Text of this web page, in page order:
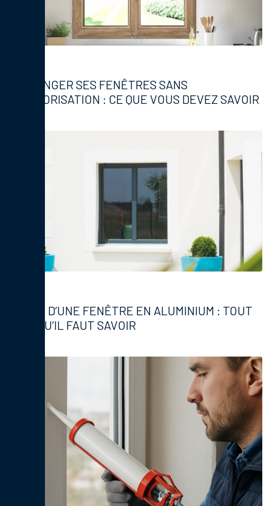
CHANGER SES FENÊTRES SANS
AUTORISATION : CE QUE VOUS DEVEZ SAVOIR
PRIX D’UNE FENÊTRE EN ALUMINIUM : TOUT
CE QU’IL FAUT SAVOIR